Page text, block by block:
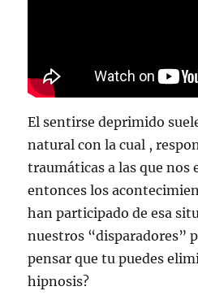
El sentirse deprimido
natural con la cual ,
traumáticas a las que nos
entonces los
han participado de esa
nuestros “disparadores”
pensar que tu puedes
hipnosis?